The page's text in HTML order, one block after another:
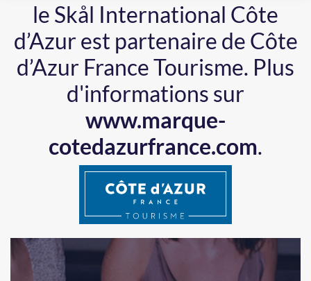
le Skål International Côte
d’Azur est partenaire de Côte
d’Azur France Tourisme. Plus
d'informations sur
www.marque-
cotedazurfrance.com.